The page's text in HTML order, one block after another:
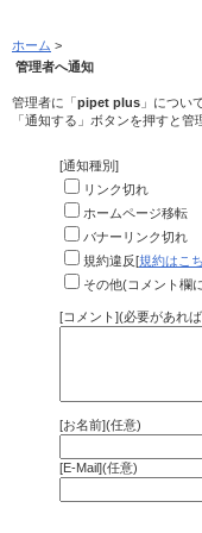
ホーム >
管理者へ通知
管理者に「pipet plus 」につい
「通知する」ボタンを押すと
[通知種別]
リンク切れ
ホームページ移転
バナーリンク切れ
規約違反[規約はこ
その他(コメント欄
[コメント](必要があれ
[お名前](任意)
[E-Mail](任意)